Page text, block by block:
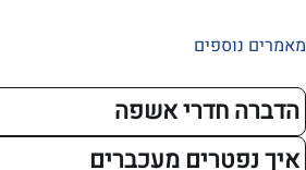
חדרי אשפה
מעכברים